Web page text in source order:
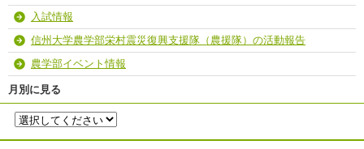
入試情報
信州大学農学部栄村震災復興支援隊（農援隊）の活動報告
農学部イベント情報
月別に見る